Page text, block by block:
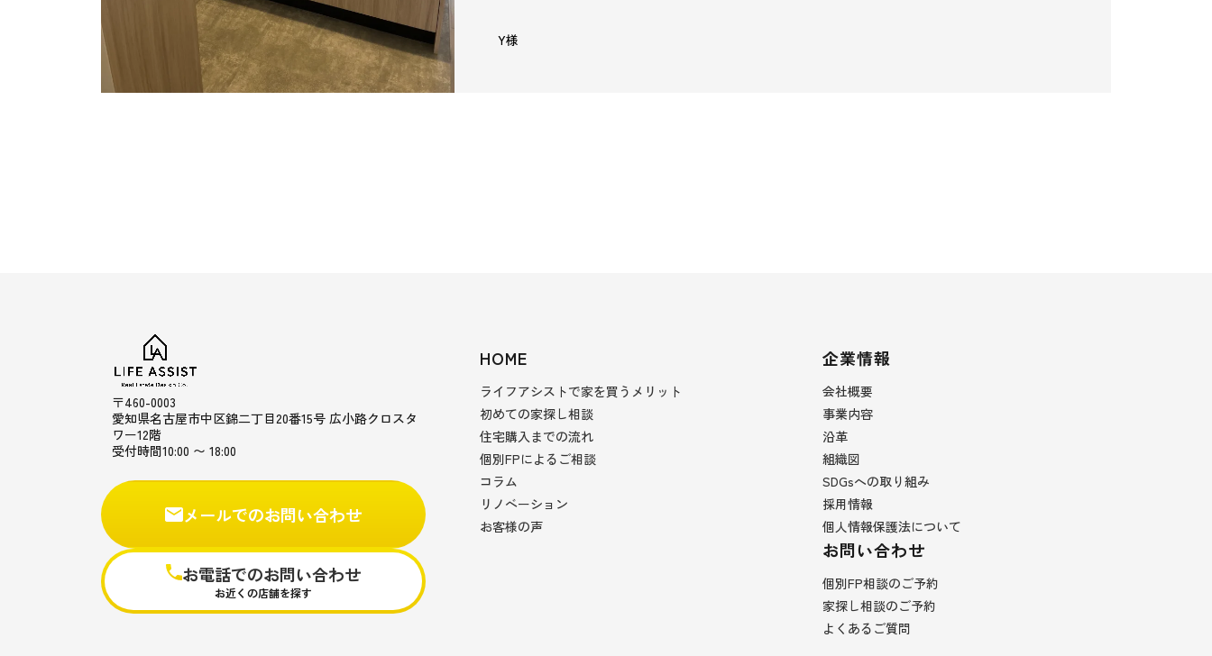
Y様
〒460-0003
愛知県名古屋市中区錦二丁目20番15号 広小路クロスタ
ワー12階
受付時間10:00 〜 18:00
メールでのお問い合わせ
お電話でのお問い合わせ
お近くの店舗を探す
HOME
ライフアシストで家を買うメリット
初めての家探し相談
住宅購入までの流れ
個別FPによるご相談
コラム
リノベーション
お客様の声
企業情報
会社概要
事業内容
沿革
組織図
SDGsへの取り組み
採用情報
個人情報保護法について
お問い合わせ
個別FP相談のご予約
家探し相談のご予約
よくあるご質問